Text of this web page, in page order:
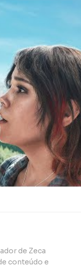
de Zeca
conteúdo e